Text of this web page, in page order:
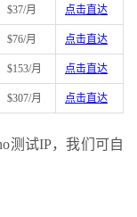
$37/月 点击直达
$76/月 点击直达
$153/月 点击直达
$307/月 点击直达
测试IP，我们可自